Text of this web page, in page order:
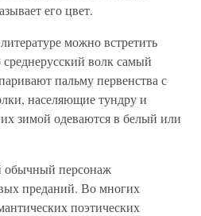
его цвет.
можно встретить
волк самый
пальму первенства с
населяющие тундру и
зимой одеваются в белый или
обычный персонаж
преданий. Во многих
поэтических